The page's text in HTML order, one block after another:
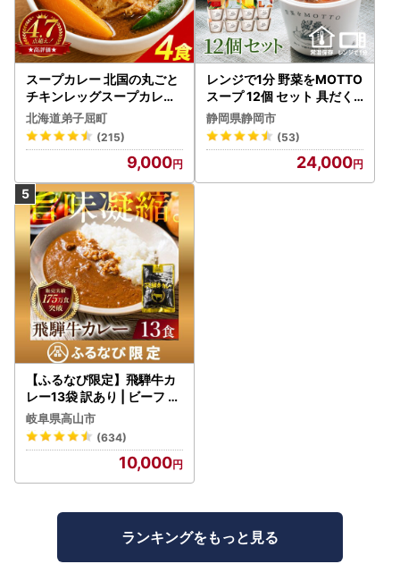
スープカレー 北国の丸ごと
チキンレッグスープカレー
4個 3739
北海道弟子屈町
(215)
9,000
レンジで1分 野菜をMOTTO
スープ 12個 セット 具だく
さんスープ 朝食 惣菜 国産
野菜 常温保存
静岡県静岡市
(53)
24,000
【ふるなび限定】飛騨牛カ
レー13袋 訳あり | ビーフ レ
トルト 訳あり DC006-CP
01 FN-Limited-VO
岐阜県高山市
(634)
10,000
ランキングをもっと見る